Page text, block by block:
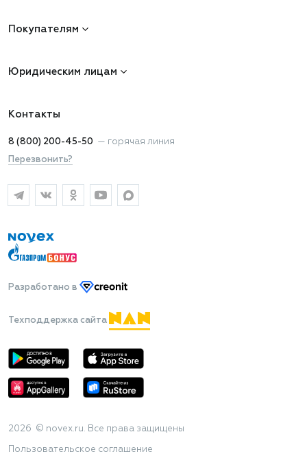
Покупателям
Юридическим лицам
Контакты
8 (800) 200-45-50 — горячая линия
Перезвонить?
Разработано в
Техподдержка сайта
2026 © novex.ru. Все права защищены
Пользовательское соглашение